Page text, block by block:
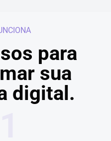
para
sua
digital.